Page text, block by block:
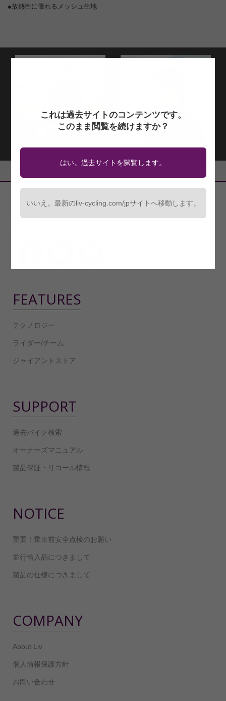
●放熱性に優れるメッシュ生地
SOCIAL
FEATURES
テクノロジー
ライダー/チーム
ジャイアントストア
SUPPORT
過去バイク検索
オーナーズマニュアル
製品保証・リコール情報
NOTICE
重要！乗車前安全点検のお願い
並行輸入品につきまして
製品の仕様につきまして
COMPANY
About Liv
個人情報保護方針
お問い合わせ
これは過去サイトのコンテンツです。
このまま閲覧を続けますか？
はい。過去サイトを閲覧します。
いいえ。最新のliv-cycling.com/jpサイトへ移動します。